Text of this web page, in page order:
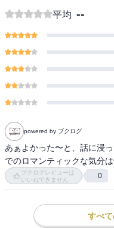
平均 --
powered by ブクログ
あぁよかった〜と、話に浸
でのロマンティックな気分
ブクログレビューは
いいねできません
0
すべ